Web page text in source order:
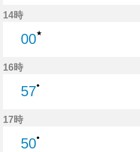
14時
00★
16時
57●
17時
50●